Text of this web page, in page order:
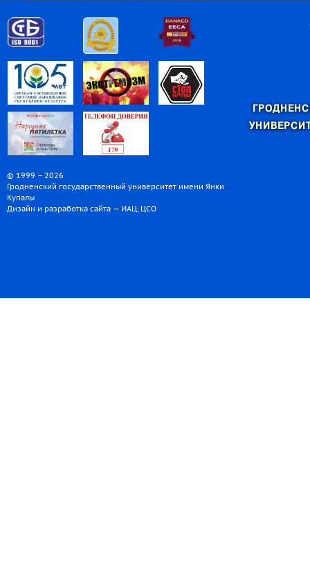
© 1999 – 2026
Гродненский государственный университет имени Янки
Купалы
Дизайн и разработка сайта — ИАЦ, ЦСО